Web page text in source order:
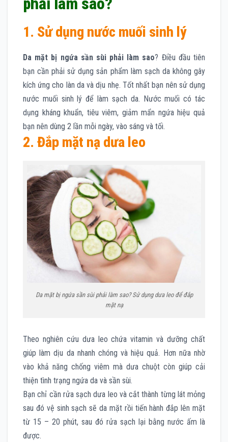
1. Sử dụng nước muối sinh lý
Da mặt bị ngứa sần sùi phải làm sao? Điều đầu tiên
bạn cần phải sử dụng sản phẩm làm sạch da không gây
kích ứng cho làn da và dịu nhẹ. Tốt nhất bạn nên sử dụng
nước muối sinh lý để làm sạch da. Nước muối có tác
dụng kháng khuẩn, tiêu viêm, giảm mẩn ngứa hiệu quả
bạn nên dùng 2 lần mỗi ngày, vào sáng và tối.
2. Đắp mặt nạ dưa leo
Da mặt bị ngứa sần sùi phải làm sao? Sử dụng dưa leo để đắp
mặt nạ
Theo nghiên cứu dưa leo chứa vitamin và dưỡng chất
giúp làm dịu da nhanh chóng và hiệu quả. Hơn nữa nhờ
vào khả năng chống viêm mà dưa chuột còn giúp cải
thiện tình trạng ngứa da và sần sùi.
Bạn chỉ cần rửa sạch dưa leo và cắt thành từng lát mỏng
sau đó vệ sinh sạch sẽ da mặt rồi tiến hành đắp lên mặt
từ 15 – 20 phút, sau đó rửa sạch lại bằng nước ấm là
được.